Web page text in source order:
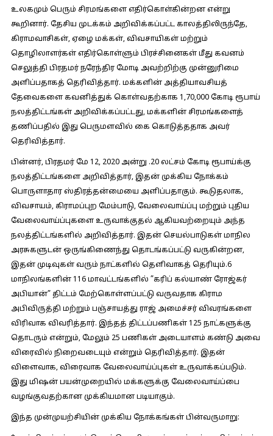
உலகமும் பெரும் சிரமங்களை எதிர்கொள்கின்றன என்று
கூறினார். தேசிய முடக்கம் அறிவிக்கப்பட்ட காலத்திலிருந்தே,
கிராமவாசிகள், ஏழை மக்கள், விவசாயிகள் மற்றும்
தொழிலாளர்கள் எதிர்கொள்ளும் பிரச்சினைகள் மீது கவனம்
செலுத்தி பிரதமர் நரேந்திர மோடி அவற்றிற்கு முன்னுரிமை
அளிப்பதாகத் தெரிவித்தார். மக்களின் அத்தியாவசியத்
தேவைகளை கவனித்துக் கொள்வதற்காக 1,70,000 கோடி ரூபாய்
நலத்திட்டங்கள் அறிவிக்கப்பட்டது, மக்களின் சிரமங்களைத்
தணிப்பதில் இது பெருமளவில் கை கொடுத்ததாக அவர்
தெரிவித்தார்.
பின்னர், பிரதமர் மே 12, 2020 அன்று .20 லட்சம் கோடி ரூபாய்க்கு
நலத்திட்டங்களை அறிவித்தார், இதன் முக்கிய நோக்கம்
பொருளாதார ஸ்திரத்தன்மையை அளிப்பதாகும். கூடுதலாக,
விவசாயம், கிராமப்புற மேம்பாடு, வேலைவாய்ப்பு மற்றும் புதிய
வேலைவாய்ப்புகளை உருவாக்குதல் ஆகியவற்றையும் அந்த
நலத்திட்டங்களில் அறிவித்தார். இதன் செயல்பாடுகள் மாநில
அரசுகளுடன் ஒருங்கிணைந்து தொடங்கப்பட்டு வருகின்றன,
இதன் முடிவுகள் வரும் நாட்களில் தெளிவாகத் தெரியும்.6
மாநிலங்களின் 116 மாவட்டங்களில் ”கரிப் கல்யாண் ரோஜ்கர்
அபியான்” திட்டம் மேற்கொள்ளப்பட்டு வருவதாக கிராம
அபிவிருத்தி மற்றும் பஞ்சாயத்து ராஜ் அமைச்சர் விவரங்களை
விரிவாக விவரித்தார். இந்தத் திட்டப்பணிகள் 125 நாட்களுக்கு
தொடரும் என்றும், மேலும் 25 பணிகள் அடையாளம் கண்டு அவை
விரைவில் நிறைவடையும் என்றும் தெரிவித்தார். இதன்
விளைவாக, விரைவாக வேலைவாய்ப்புகள் உருவாக்கப்படும்.
இது மிஷன் பயன்முறையில் மக்களுக்கு வேலைவாய்ப்பை
வழங்குவதற்கான முக்கியமான படியாகும்.
இந்த முன்முயற்சியின் முக்கிய நோக்கங்கள் பின்வருமாறு: